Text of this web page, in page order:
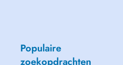
Populaire
zoekopdrachten